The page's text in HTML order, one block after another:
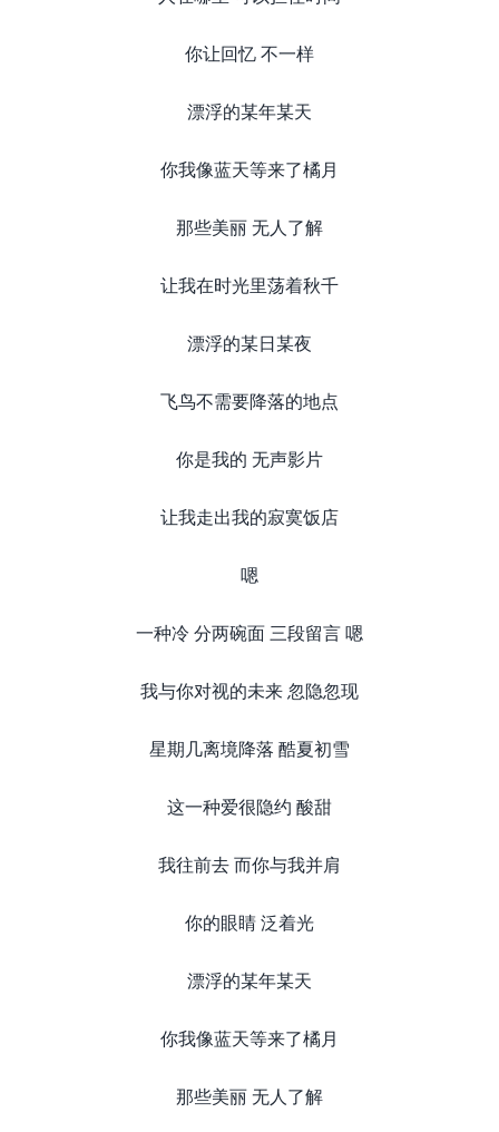
你让回忆 不一样
漂浮的某年某天
你我像蓝天等来了橘月
那些美丽 无人了解
让我在时光里荡着秋千
漂浮的某日某夜
飞鸟不需要降落的地点
你是我的 无声影片
让我走出我的寂寞饭店
嗯
一种冷 分两碗面 三段留言 嗯
我与你对视的未来 忽隐忽现
星期几离境降落 酷夏初雪
这一种爱很隐约 酸甜
我往前去 而你与我并肩
你的眼睛 泛着光
漂浮的某年某天
你我像蓝天等来了橘月
那些美丽 无人了解